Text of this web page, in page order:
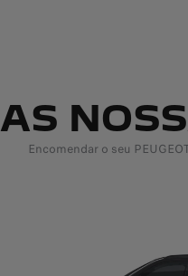
AS
Encomendar o seu